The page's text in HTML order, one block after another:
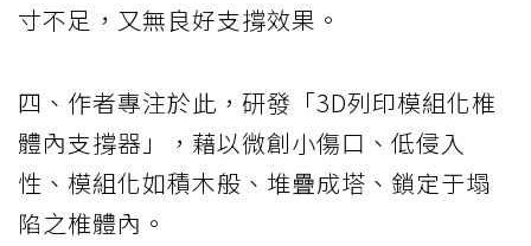
寸不足，又無良好支撐效果。
四、作者專注於此，研發「3D列印模組化椎
體內支撐器」，藉以微創小傷口、低侵入
性、模組化如積木般、堆疊成塔、鎖定于塌
陷之椎體內。